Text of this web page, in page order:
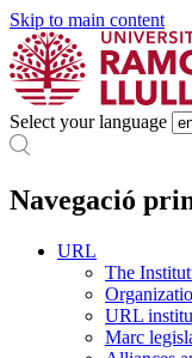
Skip to main content
Select your language
Navegació
URL
The
URL
Marc